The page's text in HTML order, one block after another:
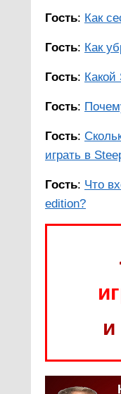
Гость: Как
Гость: Как
Гость:
Гость:
Гость:
играть в
Гость: Что
edition?
и